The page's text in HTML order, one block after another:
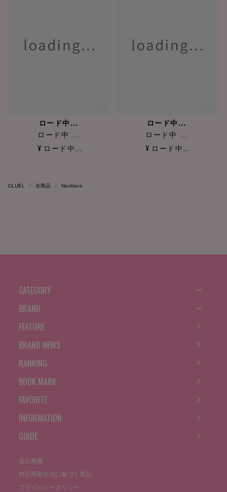
ロード中...
ロード中 ...
¥ ロード中...
ロード中...
ロード中 ...
¥ ロード中...
CLUÉL 全商品 Necklace
CATEGORY
BRAND
FEATURE
BRAND NEWS
RANKING
BOOK MARK
FAVORITE
INFORMATION
GUIDE
会社概要
特定商取引法に基づく表記
プライバシーポリシー